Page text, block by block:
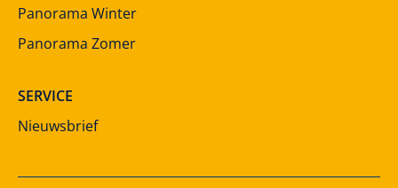
Panorama Winter
Panorama Zomer
SERVICE
Nieuwsbrief